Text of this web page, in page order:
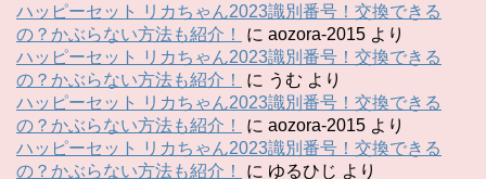
ハッピーセット リカちゃん2023識別番号！交換できる
の？かぶらない方法も紹介！
に aozora-2015 より
ハッピーセット リカちゃん2023識別番号！交換できる
の？かぶらない方法も紹介！
に うむ より
ハッピーセット リカちゃん2023識別番号！交換できる
の？かぶらない方法も紹介！
に aozora-2015 より
ハッピーセット リカちゃん2023識別番号！交換できる
の？かぶらない方法も紹介！
に ゆるひじ より